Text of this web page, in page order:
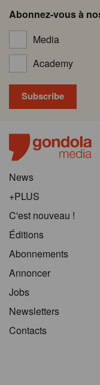
Abonnez-vous à
Media
Academy
News
+PLUS
C'est nouveau !
Éditions
Abonnements
Annoncer
Jobs
Newsletters
Contacts